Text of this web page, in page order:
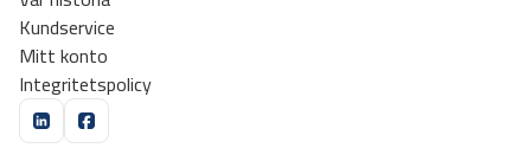
Kundservice
Mitt konto
Integritetspolicy